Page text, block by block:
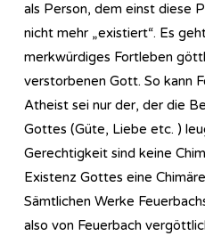
als Person, dem einst diese
nicht mehr „existiert“. Es
merkwürdiges Fortleben
verstorbenen Gott. So kann
Atheist sei nur der, der die
Gottes (Güte, Liebe etc. )
Gerechtigkeit sind keine
Existenz Gottes eine
Sämtlichen Werke
also von Feuerbach